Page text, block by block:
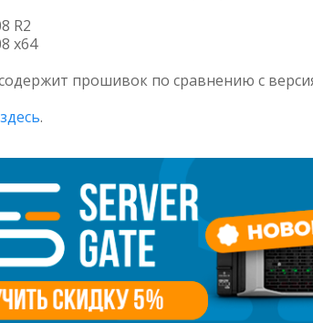
R2
x64
прошивок по сравнению с
здесь.